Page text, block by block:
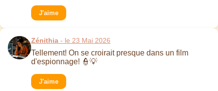
J'aime
Zénithia - le 23 Mai 2026
Tellement! On se croirait presque dans un film
d'espionnage! 👮💡
J'aime